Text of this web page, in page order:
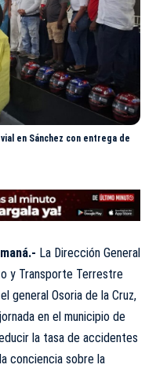
en Sánchez con entrega de
La Dirección General
y Transporte Terrestre
general Osoria de la Cruz,
en el municipio de
la tasa de accidentes
conciencia sobre la